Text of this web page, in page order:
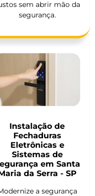
sem abrir mão da
segurança.
Instalação de
Fechaduras
Eletrônicas e
Sistemas de
em Santa
da Serra - SP
a segurança